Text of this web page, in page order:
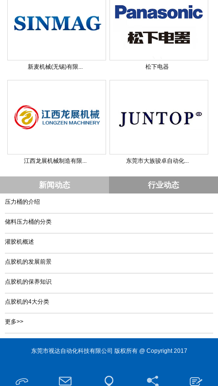
新麦机械(无锡)有限... 松下电器
江西龙展机械制造有限... 东莞市大族骏卓自动化...
新闻动态 行业动态
压力桶的介绍
储料压力桶的分类
灌胶机概述
点胶机的发展前景
点胶机的保养知识
点胶机的4大分类
更多>>
东莞市视达自动化科技有限公司 版权所有 @ Copyright 2017